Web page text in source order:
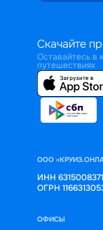
Скачайте
Оставайтесь в
путешествиях
ООО
ИНН 6315008371
ОГРН
ОФИСЫ